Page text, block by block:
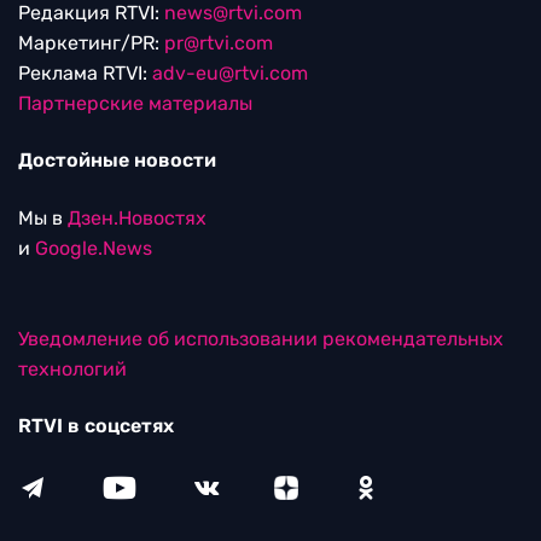
Редакция RTVI: news@rtvi.com
Маркетинг/PR: pr@rtvi.com
Реклама RTVI: adv-eu@rtvi.com
Партнерские материалы
Достойные новости
Мы в Дзен.Новостях
и Google.News
Уведомление об использовании рекомендательных
технологий
RTVI в соцсетях